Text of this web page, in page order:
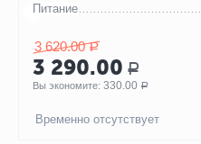
Питание
3 620.00 Р
3 290.00 Р
Вы экономите: 330.00 Р
Временно отсутствует